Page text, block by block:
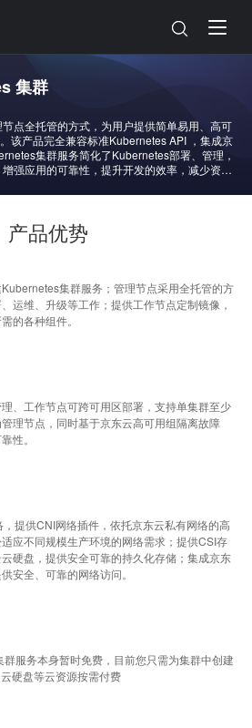
集群
点全托管的方式，为用户提供简单易用、高可
品完全兼容标准Kubernetes API ，集成京
集群服务简化了Kubernetes部署、管理，
强应用的可靠性，提升开发的效率，减少资源
产品优势
集群服务；管理节点采用全托管的方
运维、升级等工作；提供工作节点定制镜像，
的各种组件。
、工作节点可跨可用区部署，支持单集群至少
理节点，同时基于京东云高可用组隔离故障
性。
提供CNI网络插件，依托京东云私有网络的高
应不同规模生产环境的网络需求；提供CSI存
硬盘，提供安全可靠的持久化存储；集成京东
安全、可靠的网络访问。
服务本身暂时免费，目前您只需为集群中创建
硬盘等云资源按需付费